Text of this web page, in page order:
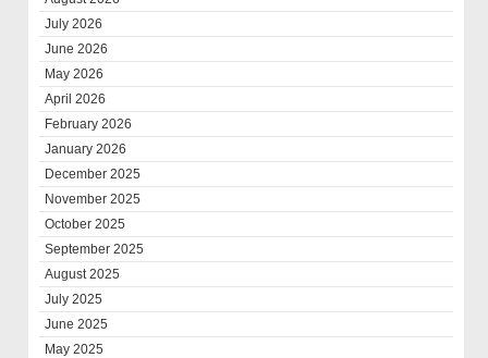
July 2026
June 2026
May 2026
April 2026
February 2026
January 2026
December 2025
November 2025
October 2025
September 2025
August 2025
July 2025
June 2025
May 2025